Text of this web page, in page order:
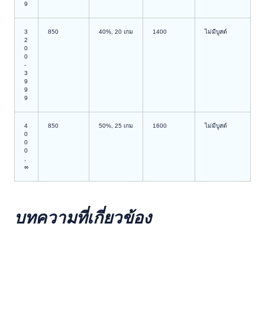
9
3
2
0
0
-
3
9
9
9
850 40%, 20 เกม 1400 ไม่มีบูสต์
4
0
0
0
∞
850 50%, 25 เกม 1600 ไม่มีบูสต์
บทความที่เกี่ยวข้อง